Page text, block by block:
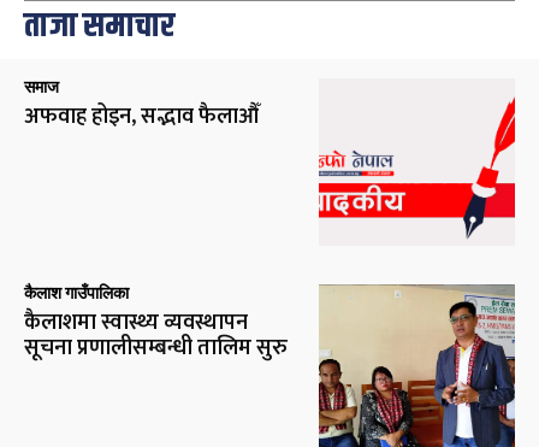
ताजा समाचार
समाज
अफवाह होइन, सद्भाव फैलाऔँ
कैलाश गाउँपालिका
कैलाशमा स्वास्थ्य व्यवस्थापन
सूचना प्रणालीसम्बन्धी तालिम सुरु